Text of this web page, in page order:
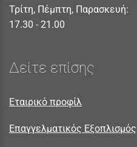
Τρίτη, Πέμπτη, Παρασκευή:
17.30 - 21.00
Δείτε επίσης
Εταιρικό προφίλ
Επαγγελματικός Εξοπλισμός